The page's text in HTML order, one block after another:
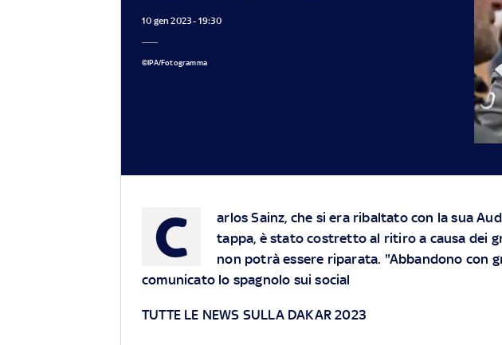
10 gen 2023 - 19:30
©IPA/Fotogramma
C
arlos Sainz, che si era ribaltato con la sua
tappa, è stato costretto al ritiro a causa dei
non potrà essere riparata. "Abbandono con
comunicato lo spagnolo sui social
TUTTE LE NEWS SULLA DAKAR 2023